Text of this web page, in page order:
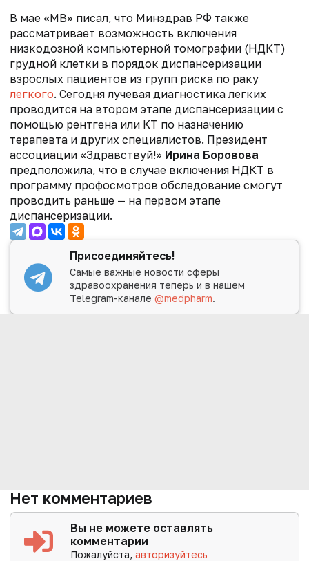
В мае «МВ» писал, что Минздрав РФ также
рассматривает возможность включения
низкодозной компьютерной томографии (НДКТ)
грудной клетки в порядок диспансеризации
взрослых пациентов из групп риска по раку
легкого. Сегодня лучевая диагностика легких
проводится на втором этапе диспансеризации с
помощью рентгена или КТ по назначению
терапевта и других специалистов. Президент
ассоциации «Здравствуй!» Ирина Боровова
предположила, что в случае включения НДКТ в
программу профосмотров обследование смогут
проводить раньше — на первом этапе
диспансеризации.
Присоединяйтесь!
Самые важные новости сферы
здравоохранения теперь и в нашем
Telegram-канале@medpharm.
Нет комментариев
Вы не можете оставлять
комментарии
Пожалуйста,авторизуйтесь